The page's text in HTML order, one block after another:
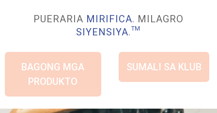
PUERARIA MIRIFICA. MILAGRO
SIYENSIYA.™
BAGONG MGA
PRODUKTO
SUMALI SA KLUB